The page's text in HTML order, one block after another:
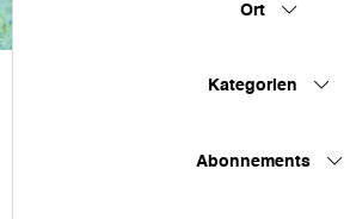
Ort
Kategorien
Abonnements